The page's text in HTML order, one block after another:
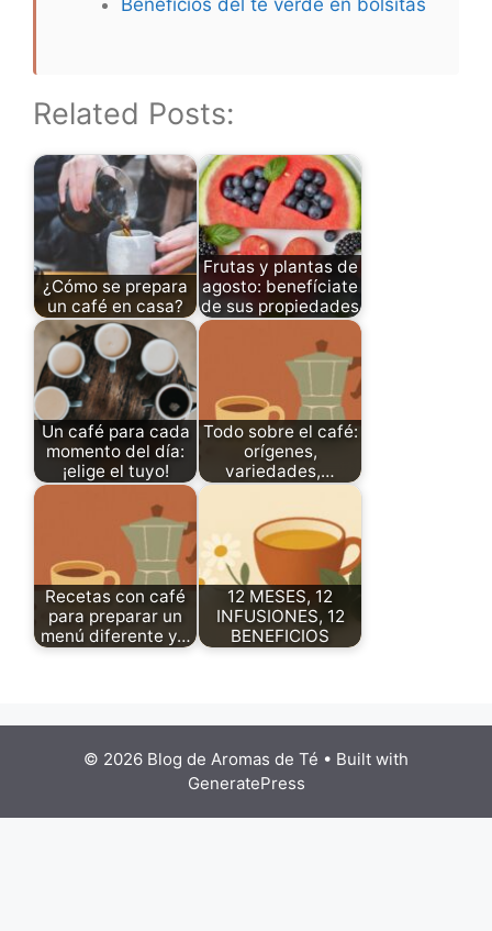
Beneficios del té verde en bolsitas
Related Posts:
¿Cómo se prepara
un café en casa?
Frutas y plantas de
agosto: benefíciate
de sus propiedades
Un café para cada
momento del día:
¡elige el tuyo!
Todo sobre el café:
orígenes,
variedades,…
Recetas con café
para preparar un
menú diferente y…
12 MESES, 12
INFUSIONES, 12
BENEFICIOS
© 2026 Blog de Aromas de Té • Built with
GeneratePress